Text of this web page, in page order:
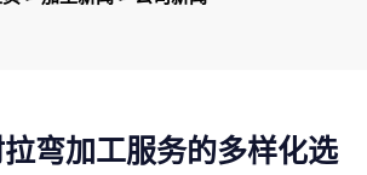
弯加工服务的多样化选